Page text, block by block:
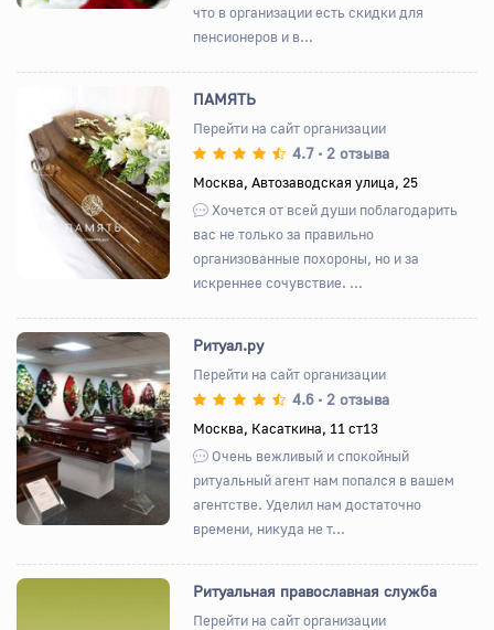
что в организации есть скидки для
пенсионеров и в...
Назад Вперед
ПАМЯТЬ
Перейти на сайт организации
4.7 • 2 отзыва
Москва, Автозаводская улица, 25
Хочется от всей души поблагодарить
вас не только за правильно
организованные похороны, но и за
искреннее сочувствие. ...
Назад Вперед
Ритуал.ру
Перейти на сайт организации
4.6 • 2 отзыва
Москва, Касаткина, 11 ст13
Очень вежливый и спокойный
ритуальный агент нам попался в вашем
агентстве. Уделил нам достаточно
времени, никуда не т...
Ритуальная православная служба
Перейти на сайт организации